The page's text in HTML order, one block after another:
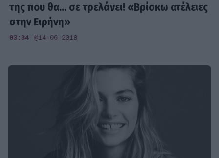
της που θα... σε τρελάνει! «Βρίσκω ατέλειες
στην Ειρήνη»
03:34 @14-06-2018